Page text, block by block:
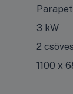
3 kW
2 csöves
1100 x